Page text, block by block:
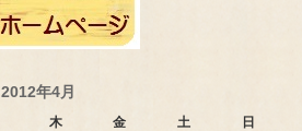
2012年4月
木 金 土 日